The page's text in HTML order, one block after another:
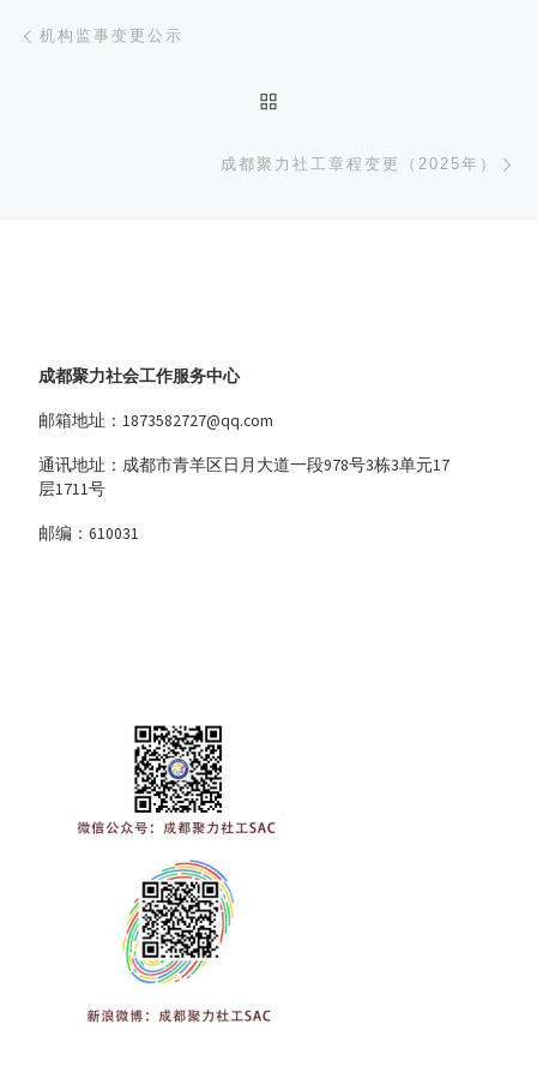
文章导航
机构监事变更公示
成都聚力社工章程变更（2025年）
成都聚力社会工作服务中心
邮箱地址：1873582727@qq.com
通讯地址：成都市青羊区日月大道一段978号3栋3单元17
层1711号
邮编：610031